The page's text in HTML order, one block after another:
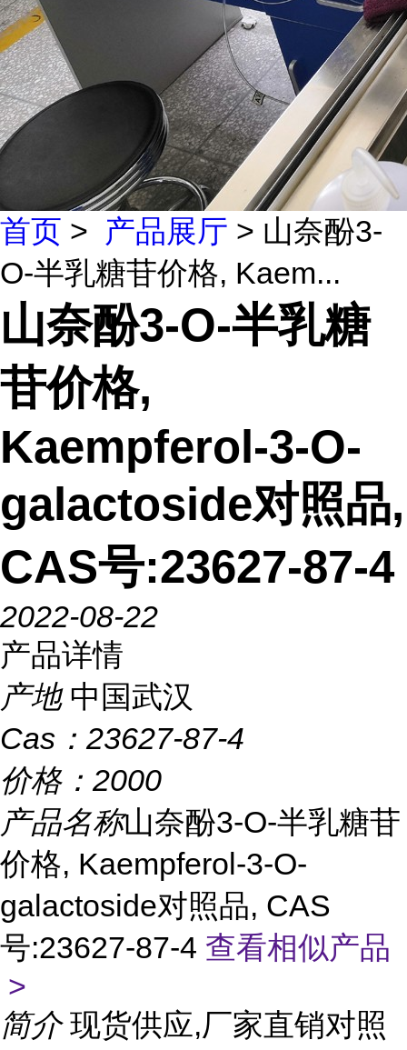
首页 > 产品展厅 > 山奈酚3-
O-半乳糖苷价格, Kaem...
山奈酚3-O-半乳糖
苷价格,
Kaempferol-3-O-
galactoside对照品,
CAS号:23627-87-4
2022-08-22
产品详情
产地 中国武汉
Cas： 23627-87-4
价格： 2000
产品名称山奈酚3-O-半乳糖苷
价格, Kaempferol-3-O-
galactoside对照品, CAS
号:23627-87-4 查看相似产品
>
简介 现货供应,厂家直销对照